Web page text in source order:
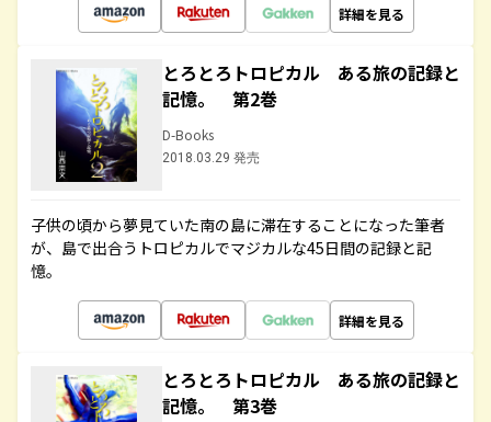
詳細を見る
とろとろトロピカル ある旅の記録と
記憶。 第2巻
D-Books
2018.03.29 発売
子供の頃から夢見ていた南の島に滞在することになった筆者
が、島で出合うトロピカルでマジカルな45日間の記録と記
憶。
詳細を見る
とろとろトロピカル ある旅の記録と
記憶。 第3巻